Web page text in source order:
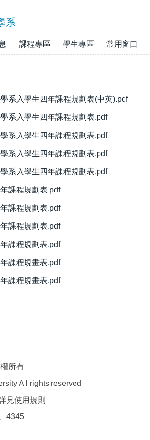
系
課程專區 學生專區 常用窗口
系入學生四年課程規劃表(中英).pdf
系入學生四年課程規劃表.pdf
系入學生四年課程規劃表.pdf
系入學生四年課程規劃表.pdf
系入學生四年課程規劃表.pdf
課程規劃表.pdf
課程規劃表.pdf
課程規劃表.pdf
課程規劃表.pdf
課程規畫表.pdf
課程規畫表.pdf
所有
All rights reserved
見使用規則
4345